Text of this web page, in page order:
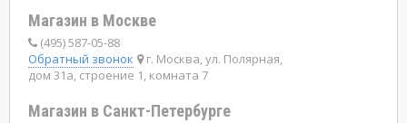
Магазин в Москве
(495) 587-05-88
Обратный звонок
г. Москва, ул. Полярная,
дом 31а, строение 1, комната 7
Магазин в Санкт-Петербурге